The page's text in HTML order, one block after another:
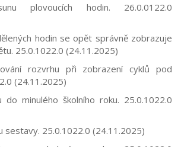
plovoucích hodin. 26.0.0122.0
hodin se opět správně zobrazuje
25.0.1022.0 (24.11.2025)
rozvrhu při zobrazení cyklů pod
(24.11.2025)
do minulého školního roku. 25.0.1022.0
sestavy. 25.0.1022.0 (24.11.2025)